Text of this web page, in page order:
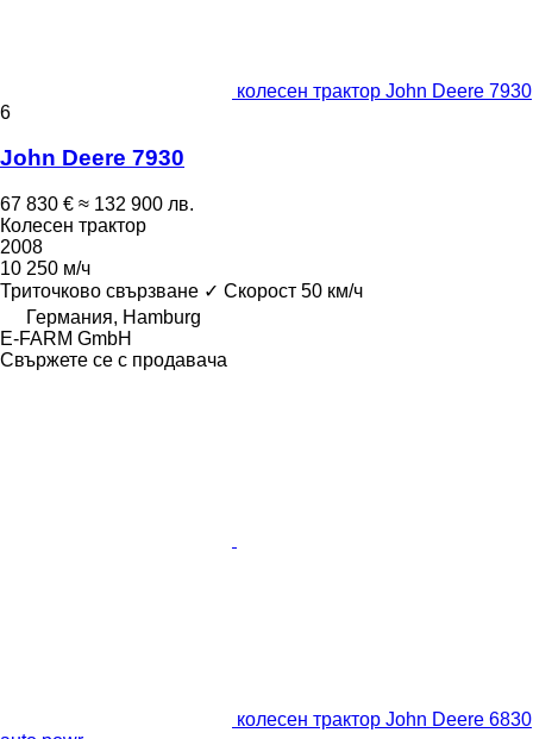
колесен трактор John Deere 7930
6
John Deere 7930
67 830 € ≈ 132 900 лв.
Колесен трактор
2008
10 250 м/ч
Триточково свързване ✓ Скорост 50 км/ч
Германия, Hamburg
E-FARM GmbH
Свържете се с продавача
колесен трактор John Deere 6830